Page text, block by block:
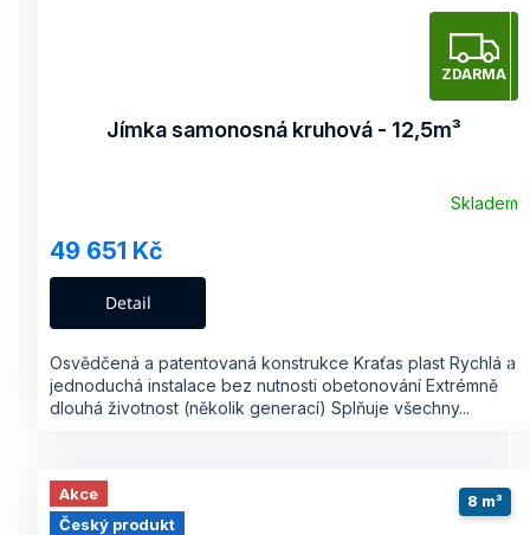
Z
R
ZDARMA
Jímka samonosná kruhová - 12,5m³
Skladem
49 651 Kč
Detail
Osvědčená a patentovaná konstrukce Kraťas plast Rychlá a
jednoduchá instalace bez nutnosti obetonování Extrémně
dlouhá životnost (několik generací) Splňuje všechny...
Akce
Český produkt
8 m³